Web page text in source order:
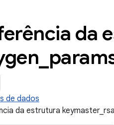
da
de dados
da estrutura